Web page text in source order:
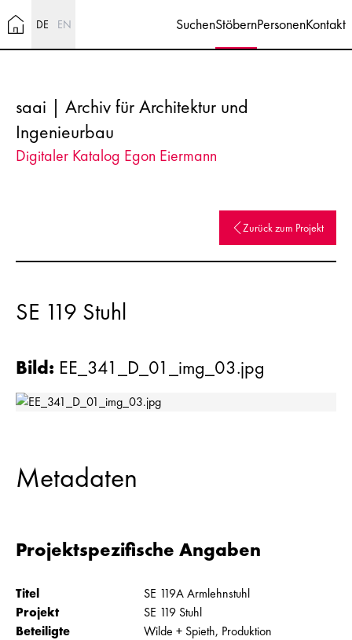
DE EN SuchenStöbernPersonenKontakt
saai | Archiv für Architektur und
Ingenieurbau
Digitaler Katalog Egon Eiermann
Zurück zum Projekt
SE 119 Stuhl
Bild: EE_341_D_01_img_03.jpg
Metadaten
Projektspezifische Angaben
Titel
SE 119A Armlehnstuhl
Projekt
SE 119 Stuhl
Beteiligte
Wilde + Spieth, Produktion